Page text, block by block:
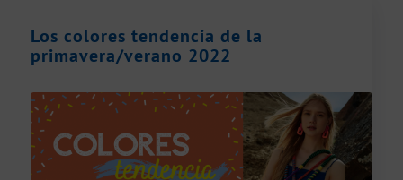
Los colores tendencia de la
primavera/verano 2022